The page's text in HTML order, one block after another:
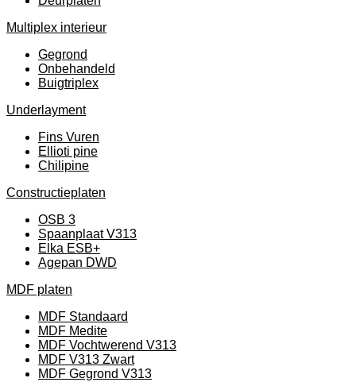
Multiplex interieur
Gegrond
Onbehandeld
Buigtriplex
Underlayment
Fins Vuren
Ellioti pine
Chilipine
Constructieplaten
OSB 3
Spaanplaat V313
Elka ESB+
Agepan DWD
MDF platen
MDF Standaard
MDF Medite
MDF Vochtwerend V313
MDF V313 Zwart
MDF Gegrond V313